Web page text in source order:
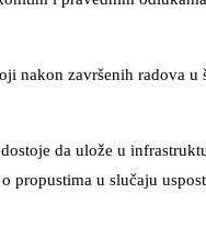
nakon završenih radova u
da ulože u
propustima u slučaju